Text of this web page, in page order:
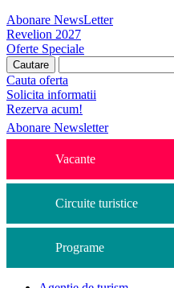
Abonare NewsLetter
Revelion 2027
Oferte Speciale
Cauta oferta
Solicita informatii
Rezerva acum!
Abonare Newsletter
Vacante
Circuite turistice
Programe